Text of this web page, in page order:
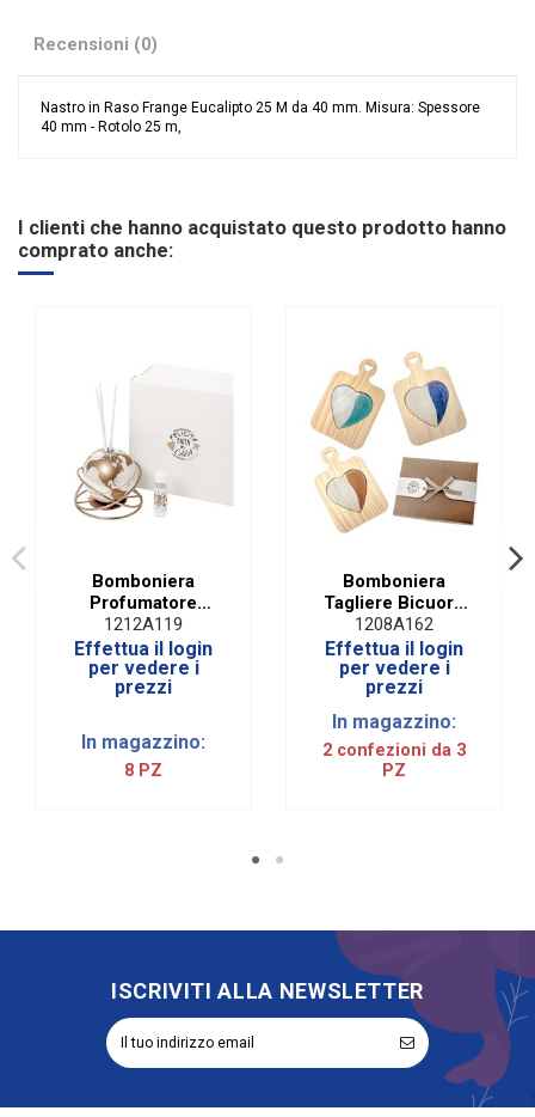
Recensioni (0)
Nastro in Raso Frange Eucalipto 25 M da 40 mm. Misura: Spessore
40 mm - Rotolo 25 m,
Categoria Prodotto Accessori e Nastri
I clienti che hanno acquistato questo prodotto hanno
comprato anche:
Bomboniera
Profumatore
Mondo in Vetro
Bianco e Metallo
con Scatola | H 7
Cm
1212A119
Effettua il login
per vedere i
prezzi
In magazzino:
8 PZ
Bomboniera
Tagliere Bicuore
Rettangolare Vetro
e Legno 3
Assortiti | H 20 Cm
(3 PZ)
1208A162
Effettua il login
per vedere i
prezzi
In magazzino:
2 confezioni da 3
PZ
ISCRIVITI ALLA NEWSLETTER